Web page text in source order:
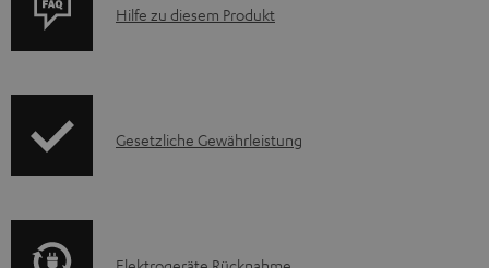
e
e
H
P
u
Hilfe zu diesem Produkt
IGesetzliche Gewährleistung